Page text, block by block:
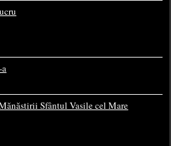
Sfântul Vasile cel Mare